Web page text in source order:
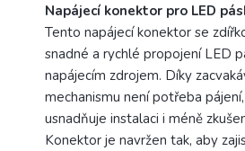
Napájecí konektor pro LED
Tento napájecí konektor se
snadné a rychlé propojení LED
napájecím zdrojem. Díky
mechanismu není potřeba
usnadňuje instalaci i méně
Konektor je navržen tak, aby